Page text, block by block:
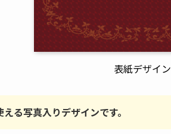
表紙デザイン
る写真入りデザインです。